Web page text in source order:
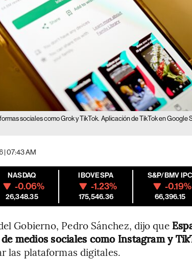
sociales como Grok y TikTok. Aplicación de TikTok en Google
| 07:43 AM
NASDAQ
-0.06%
26,348.35
IBOVESPA
-1.23%
175,546.36
S&P/BMV IPC
-0.19%
66,396.15
Gobierno, Pedro Sánchez, dijo que
medios sociales como Instagram y
las plataformas digitales.